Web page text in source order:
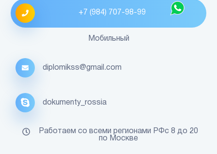
+7 (984) 707-98-99
Мобильный
diplomikss@gmail.com
dokumenty_rossia
Работаем со всеми регионами РФс 8 до 20
по Москве